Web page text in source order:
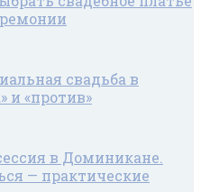
свадьба в
и «против»
в Доминикане.
— практические